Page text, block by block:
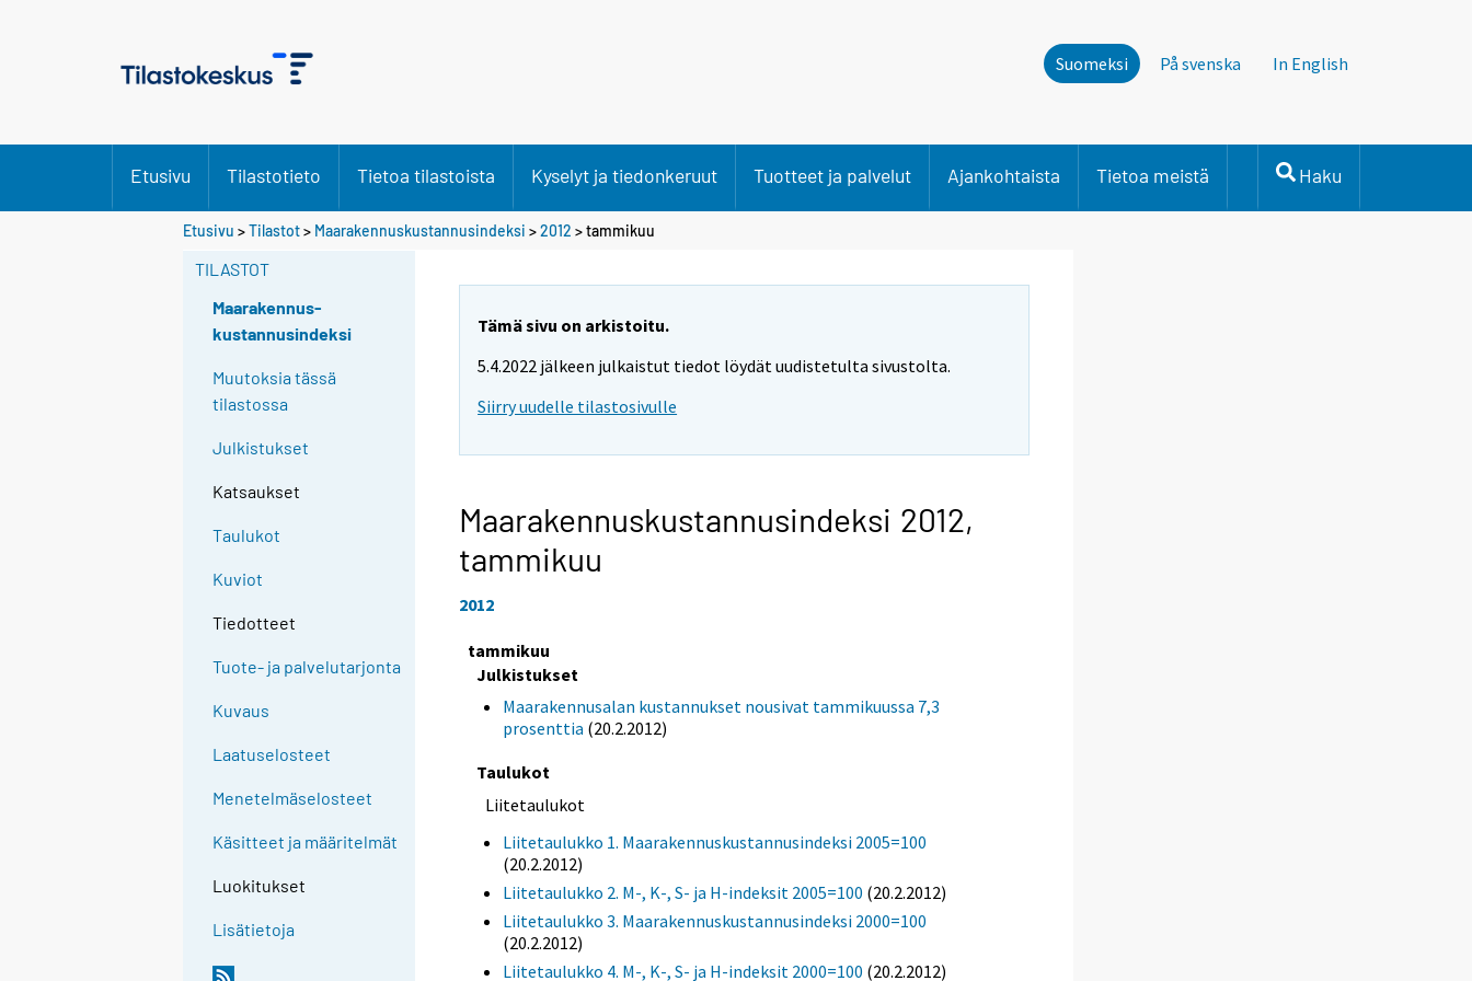
Suomeksi På svenska In English
Etusivu Tilastotieto Tietoa tilastoista Kyselyt ja tiedonkeruut Tuotteet ja palvelut Ajankohtaista Tietoa meistä Haku
Etusivu >Tilastot> Maarakennuskustannusindeksi >2012 >tammikuu
TILASTOT
Maarakennus-
kustannusindeksi
Muutoksia tässä
tilastossa
Julkistukset
Katsaukset
Taulukot
Kuviot
Tiedotteet
Tuote- ja palvelutarjonta
Kuvaus
Laatuselosteet
Menetelmäselosteet
Käsitteet ja määritelmät
Luokitukset
Lisätietoja
Tämä sivu on arkistoitu.
5.4.2022 jälkeen julkaistut tiedot löydät uudistetulta sivustolta.
Siirry uudelle tilastosivulle
Maarakennuskustannusindeksi 2012,
tammikuu
2012
tammikuu
Julkistukset
Maarakennusalan kustannukset nousivat tammikuussa 7,3
prosenttia (20.2.2012)
Taulukot
Liitetaulukot
Liitetaulukko 1. Maarakennuskustannusindeksi 2005=100
(20.2.2012)
Liitetaulukko 2. M-, K-, S- ja H-indeksit 2005=100 (20.2.2012)
Liitetaulukko 3. Maarakennuskustannusindeksi 2000=100
(20.2.2012)
Liitetaulukko 4. M-, K-, S- ja H-indeksit 2000=100 (20.2.2012)